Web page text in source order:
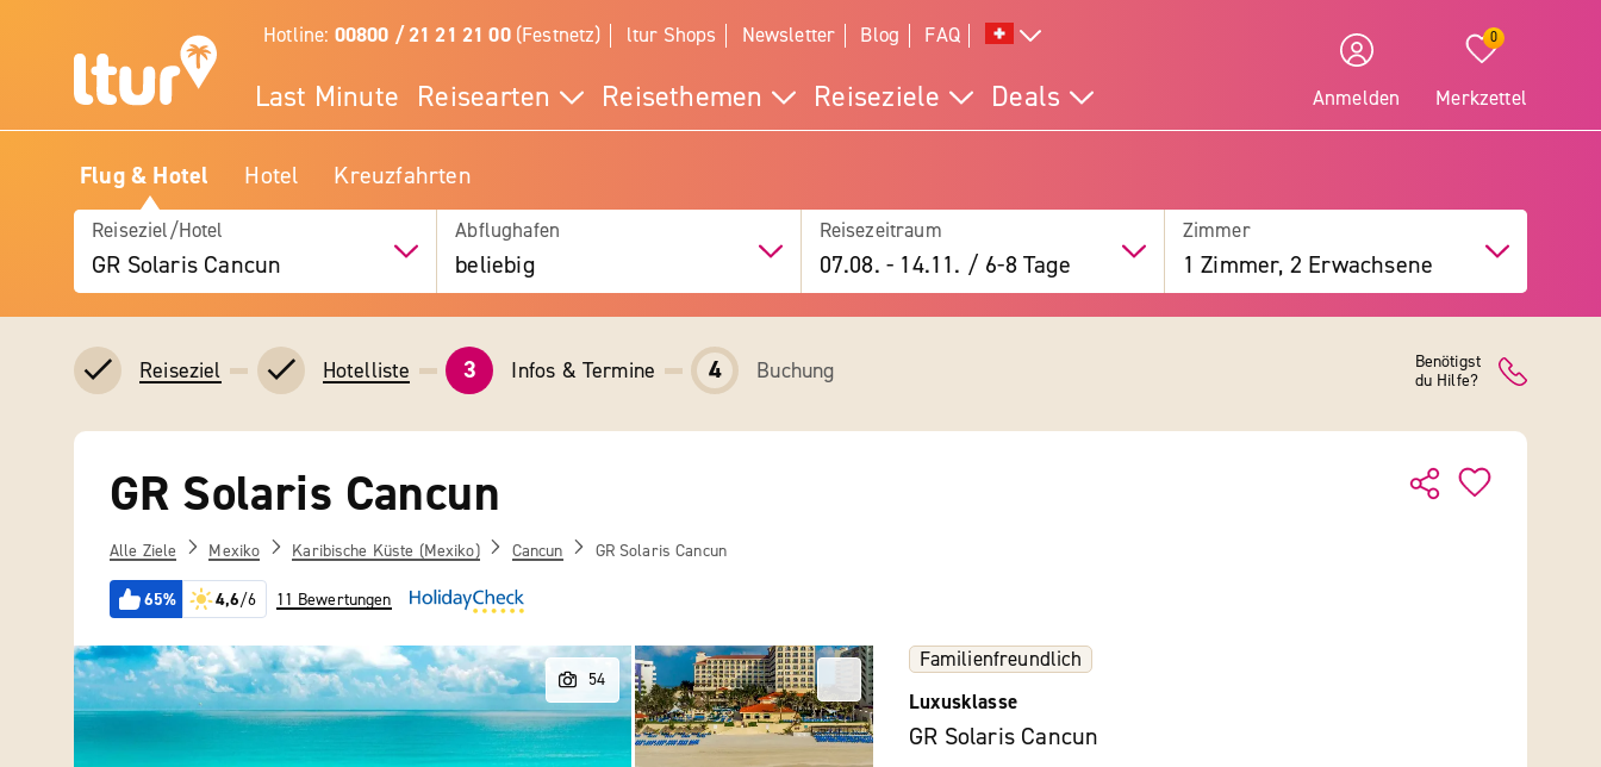
Hotline: 00800 / 21 21 21 00(Festnetz) ltur Shops Newsletter Blog FAQ
Last Minute Reisearten Reisethemen Reiseziele Deals Anmelden
0
Merkzettel
Flug & Hotel Hotel Kreuzfahrten
Reiseziel/Hotel
GR Solaris Cancun
Abflughafen
beliebig
Reisezeitraum
07.08. - 14.11. / 6-8 Tage
Zimmer
1 Zimmer, 2 Erwachsene
Reiseziel Hotelliste 3 Infos & Termine 4 Buchung
Benötigst
du Hilfe?
GR Solaris Cancun
Alle Ziele Mexiko Karibische Küste (Mexiko) Cancun GR Solaris Cancun
65% 4,6/6 11 Bewertungen
Familienfreundlich
Luxusklasse
GR Solaris Cancun